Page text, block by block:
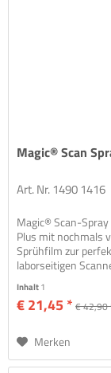
Magic® Scan
Art. Nr. 1490 1416
Magic® Scan-
Plus mit nochmals
Sprühfilm zur
laborseitigen
Inhalt1
€ 21,45 * € 42,90
Merken